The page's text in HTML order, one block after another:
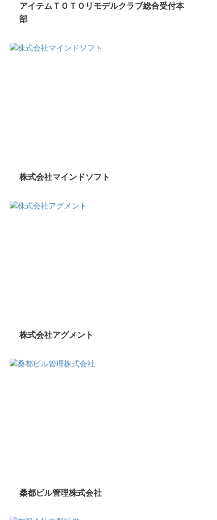
アイテムＴＯＴＯリモデルクラブ総合受付本
部
株式会社マインドソフト
株式会社アグメント
桑都ビル管理株式会社